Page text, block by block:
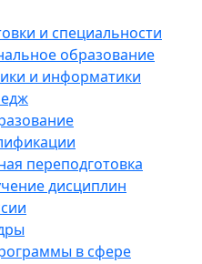
и специальности
образование
и информатики
переподготовка
дисциплин
в сфере